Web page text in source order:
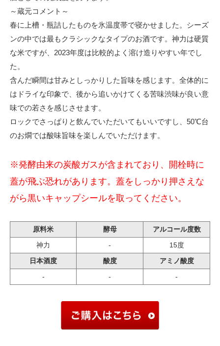
～蔵元コメント～
春に上槽・瓶詰したものを氷温度帯で寝かせました。シーズ
ンの中では最もクラシックなタイプのお酒です。神力は硬質
な米ですが、2023年度は比較的よく溶け造りやすい年でし
た。
含んだ瞬間は甘みとしっかりした旨味を感じます。全体的に
はドライな印象で、後から追いかけてくる苦味渋味が良い意
味での若さを感じさせます。
ロックでさっぱりと飲んでいただいてもいいですし、50℃台
のお燗では酸味旨味を楽しんでいただけます。
※発酵由来の炭酸ガスが含まれており、開栓時に
蓋が飛ぶ恐れがあります。蓋をしっかり押さえな
がら黒いキャップシールを取ってください。
原料米 酵母
アルコール度数
神力
-
15度
日本酒度
酸度
アミノ酸度
-
- -